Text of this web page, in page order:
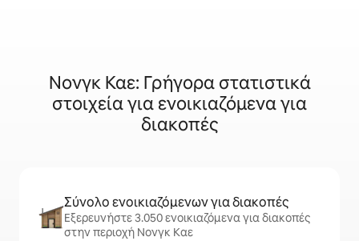
Νονγκ Καε: Γρήγορα στατιστικά
στοιχεία για ενοικιαζόμενα για
διακοπές
Σύνολο ενοικιαζόμενων για διακοπές
Εξερευνήστε 3.050 ενοικιαζόμενα για διακοπές
στην περιοχή Νονγκ Καε